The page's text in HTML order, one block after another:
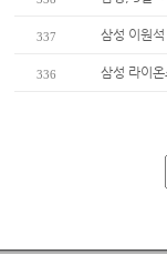
337 삼성 이원
336 삼성 라이